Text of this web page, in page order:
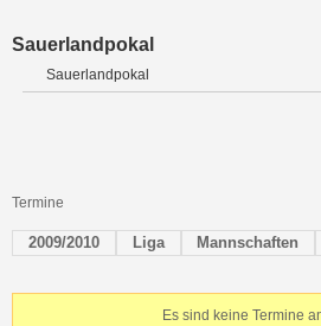
Sauerlandpokal
Sauerlandpokal
Termine
2009/2010 Liga Mannschaften
Es sind keine Termine